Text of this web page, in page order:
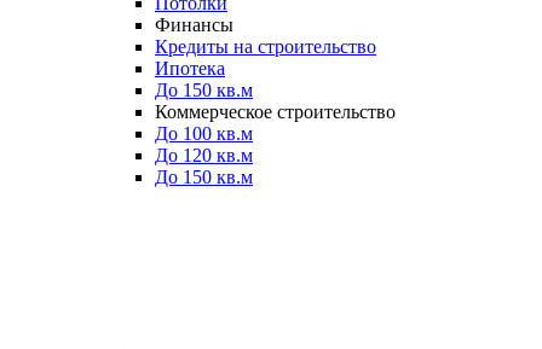
Финансы
Кредиты на строительство
Ипотека
До 150 кв.м
Коммерческое строительство
До 100 кв.м
До 120 кв.м
До 150 кв.м